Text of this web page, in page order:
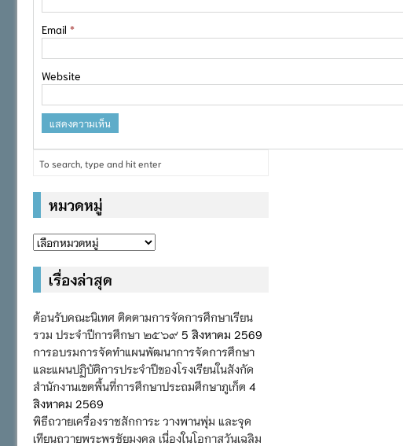
Email *
Website
หมวดหมู่
หมวด
เรื่องล่าสุด
ต้อนรับคณะนิเทศ ติดตามการจัดการศึกษาเรียน
รวม ประจำปีการศึกษา ๒๕๖๙ 5 สิงหาคม 2569
การอบรมการจัดทำแผนพัฒนาการจัดการศึกษา
และแผนปฏิบัติการประจำปีของโรงเรียนในสังกัด
สำนักงานเขตพื้นที่การศึกษาประถมศึกษาภูเก็ต 4
สิงหาคม 2569
พิธีถวายเครื่องราชสักการะ วางพานพุ่ม และจุด
เทียนถวายพระพรชัยมงคล เนื่องในโอกาสวันเฉลิม